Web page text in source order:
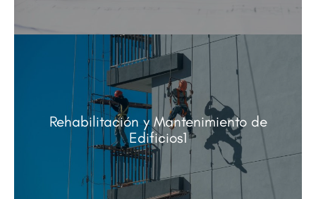
Rehabilitación y Mantenimiento de
Edificios1